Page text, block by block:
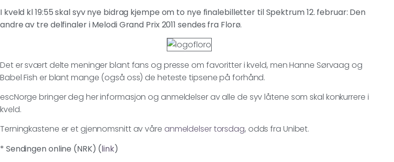
I kveld kl 19:55 skal syv nye bidrag kjempe om to nye finalebilletter til Spektrum 12. februar: Den
andre av tre delfinaler i Melodi Grand Prix 2011 sendes fra Florø.
Det er svært delte meninger blant fans og presse om favoritter i kveld, men Hanne Sørvaag og
Babel Fish er blant mange (også oss) de heteste tipsene på forhånd.
escNorge bringer deg her informasjon og anmeldelser av alle de syv låtene som skal konkurrere i
kveld.
Terningkastene er et gjennomsnitt av våre anmeldelser torsdag, odds fra Unibet.
* Sendingen online (NRK) (link)